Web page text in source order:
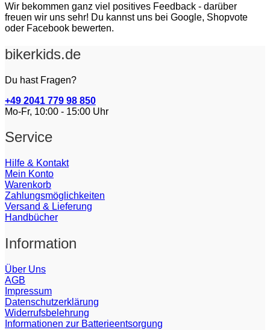
Wir bekommen ganz viel positives Feedback - darüber
freuen wir uns sehr! Du kannst uns bei Google, Shopvote
oder Facebook bewerten.
bikerkids.de
Du hast Fragen?
+49 2041 779 98 850
Mo-Fr, 10:00 - 15:00 Uhr
Service
Hilfe & Kontakt
Mein Konto
Warenkorb
Zahlungsmöglichkeiten
Versand & Lieferung
Handbücher
Information
Über Uns
AGB
Impressum
Datenschutzerklärung
Widerrufsbelehrung
Informationen zur Batterieentsorgung